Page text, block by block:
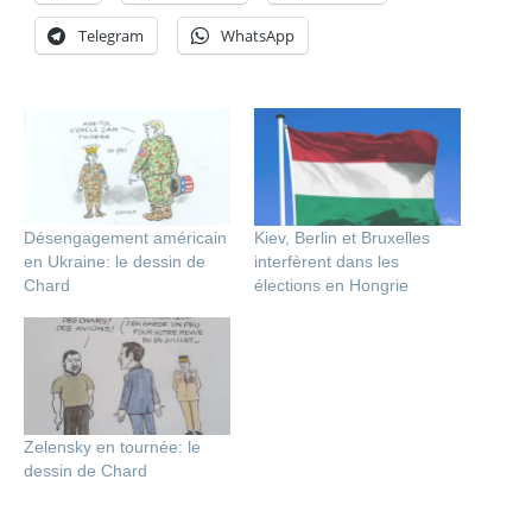
Telegram WhatsApp
Désengagement américain
en Ukraine: le dessin de
Chard
Kiev, Berlin et Bruxelles
interfèrent dans les
élections en Hongrie
Zelensky en tournée: le
dessin de Chard